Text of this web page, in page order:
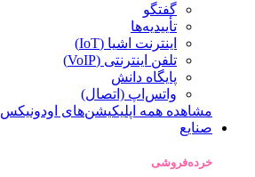
گفتگو
تأییدیه‌ها
اینترنت اشیا (IoT)
تلفن اینترنتی (VoIP)
پایگاه دانش
واتس‌اپ (اتصال)
مشاهده همه اپلیکیشن‌های اودونیکس
صنایع
خرده‌فروشی